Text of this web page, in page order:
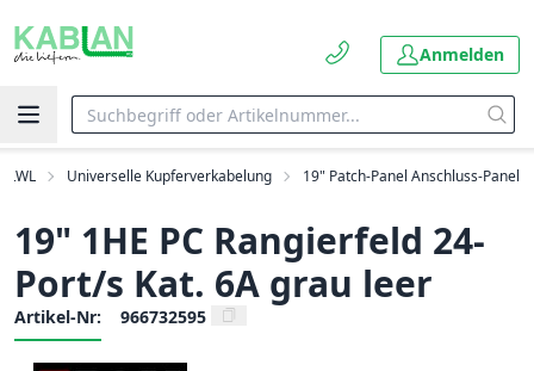
Anmelden
LWL Universelle Kupferverkabelung 19" Patch-Panel Anschluss-Panel
19" 1HE PC Rangierfeld 24-
Port/s Kat. 6A grau leer
Artikel-Nr: 966732595